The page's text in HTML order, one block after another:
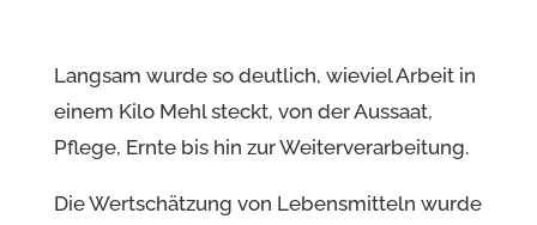
Langsam wurde so deutlich, wieviel Arbeit in
einem Kilo Mehl steckt, von der Aussaat,
Pflege, Ernte bis hin zur Weiterverarbeitung.
Die Wertschätzung von Lebensmitteln wurde